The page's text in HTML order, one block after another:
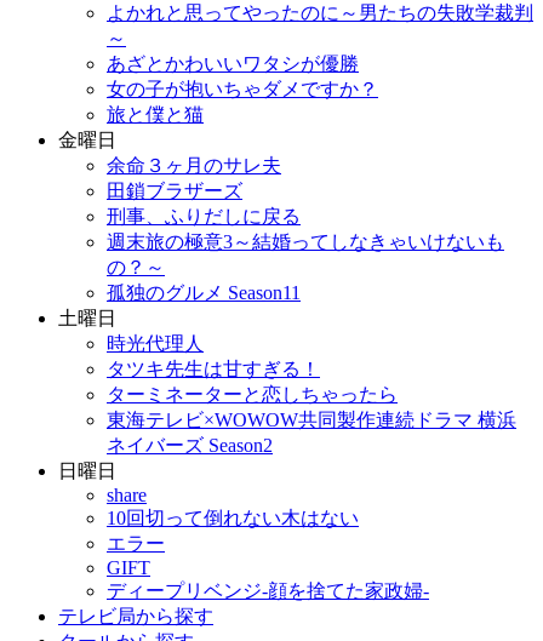
よかれと思ってやったのに～男たちの失敗学裁判
～
あざとかわいいワタシが優勝
女の子が抱いちゃダメですか？
旅と僕と猫
金曜日
余命３ヶ月のサレ夫
田鎖ブラザーズ
刑事、ふりだしに戻る
週末旅の極意3～結婚ってしなきゃいけないも
の？～
孤独のグルメ Season11
土曜日
時光代理人
タツキ先生は甘すぎる！
ターミネーターと恋しちゃったら
東海テレビ×WOWOW共同製作連続ドラマ 横浜
ネイバーズ Season2
日曜日
share
10回切って倒れない木はない
エラー
GIFT
ディープリベンジ-顔を捨てた家政婦-
テレビ局から探す